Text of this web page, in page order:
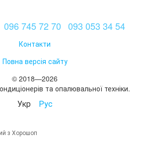
096 745 72 70 093 053 34 54
Контакти
Повна версія сайту
© 2018—2026
та опалювальної техніки.
Укр Рус
з Хорошоп